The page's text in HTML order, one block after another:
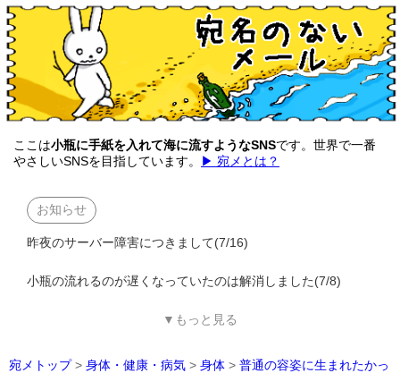
ここは小瓶に手紙を入れて海に流すようなSNSです。世界で一番
やさしいSNSを目指しています。
▶ 宛メとは？
お知らせ
昨夜のサーバー障害につきまして(7/16)
小瓶の流れるのが遅くなっていたのは解消しました(7/8)
▼もっと見る
宛メトップ > 身体・健康・病気 > 身体 > 普通の容姿に生まれたかっ